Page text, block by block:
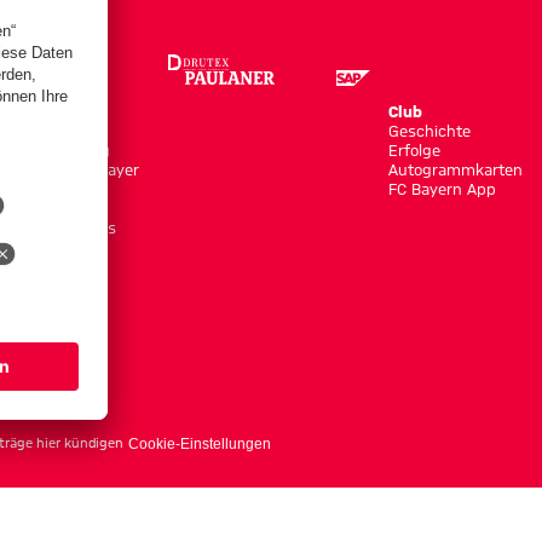
Bekleidung
Shop by Player
Accessoires
Club
Geschichte
Erfolge
Autogrammkarten
FC Bayern App
hier kündigen Cookie-Einstellungen